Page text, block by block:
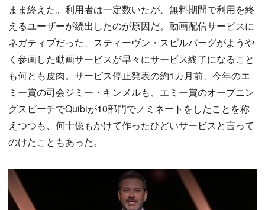
まま終えた。利用者は一定数いたが、無料期間で利用を終
えるユーザーが続出したのが原因だ。動画配信サービスに
ネガティブだった、スティーヴン・スピルバーグがようや
く参画した動画サービスが早々にサービス終了になること
も何とも皮肉。サービス停止発表の約1カ月前、今年のエ
ミー賞の司会ジミー・キンメルも、エミー賞のオープニン
グスピーチでQuibiが10部門でノミネートをしたことを称
えつつも、何十億もかけて作ったひどいサービスと言って
のけたこともあった。